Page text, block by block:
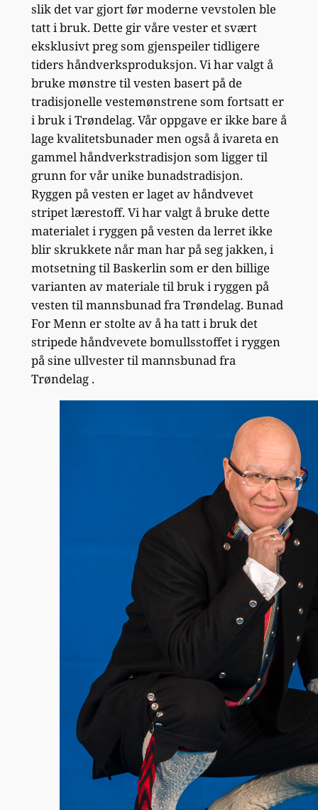
slik det var gjort før moderne vevstolen ble
tatt i bruk. Dette gir våre vester et svært
eksklusivt preg som gjenspeiler tidligere
tiders håndverksproduksjon. Vi har valgt å
bruke mønstre til vesten basert på de
tradisjonelle vestemønstrene som fortsatt er
i bruk i Trøndelag. Vår oppgave er ikke bare å
lage kvalitetsbunader men også å ivareta en
gammel håndverkstradisjon som ligger til
grunn for vår unike bunadstradisjon.
Ryggen på vesten er laget av håndvevet
stripet lærestoff. Vi har valgt å bruke dette
materialet i ryggen på vesten da lerret ikke
blir skrukkete når man har på seg jakken, i
motsetning til Baskerlin som er den billige
varianten av materiale til bruk i ryggen på
vesten til mannsbunad fra Trøndelag. Bunad
For Menn er stolte av å ha tatt i bruk det
stripede håndvevete bomullsstoffet i ryggen
på sine ullvester til mannsbunad fra
Trøndelag .